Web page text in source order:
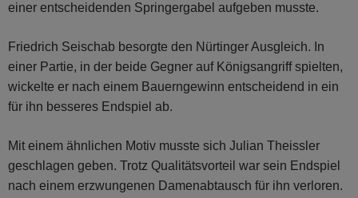
einer entscheidenden Springergabel aufgeben musste.
Friedrich Seischab besorgte den Nürtinger Ausgleich. In
einer Partie, in der beide Gegner auf Königsangriff spielten,
wickelte er nach einem Bauerngewinn entscheidend in ein
für ihn besseres Endspiel ab.
Mit einem ähnlichen Motiv musste sich Julian Theissler
geschlagen geben. Trotz Qualitätsvorteil war sein Endspiel
nach einem erzwungenen Damenabtausch für ihn verloren.